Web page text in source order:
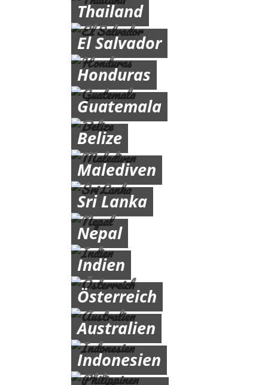
Thailand
El Salvador
Honduras
Guatemala
Belize
Malediven
Sri Lanka
Nepal
Indien
Österreich
Australien
Indonesien